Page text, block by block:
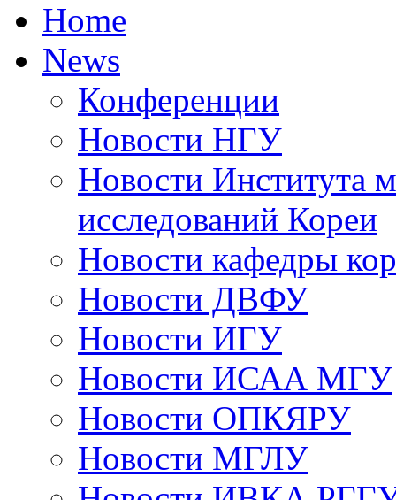
Home
News
Конференции
Новости НГУ
Новости Института
исследований Кореи
Новости кафедры
Новости ДВФУ
Новости ИГУ
Новости ИСАА МГУ
Новости ОПКЯРУ
Новости МГЛУ